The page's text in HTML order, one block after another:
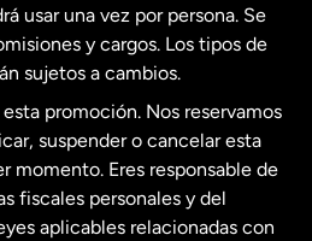
Español
usar una vez por persona. Se
y cargos. Los tipos de
sujetos a cambios.
promoción. Nos reservamos
suspender o cancelar esta
momento. Eres responsable de
fiscales personales y del
aplicables relacionadas con